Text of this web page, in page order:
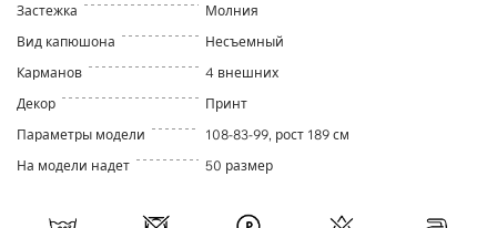
Застежка
Молния
Вид капюшона
Несъемный
Карманов
4 внешних
Декор
Принт
Параметры модели
108-83-99, рост 189 см
На модели надет
50 размер